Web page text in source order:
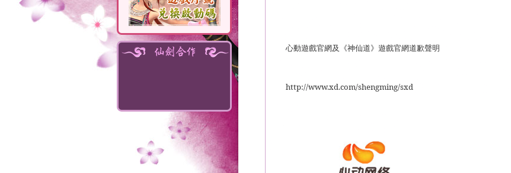
心動遊戲官網及《神仙道》遊戲官網道歉聲明
http://www.xd.com/shengming/sxd